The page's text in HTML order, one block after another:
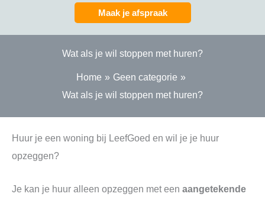
Maak je afspraak
Wat als je wil stoppen met huren?
Home
Geen categorie
Wat als je wil stoppen met huren?
Huur je een woning bij LeefGoed en wil je je huur
opzeggen?
Je kan je huur alleen opzeggen met een aangetekende